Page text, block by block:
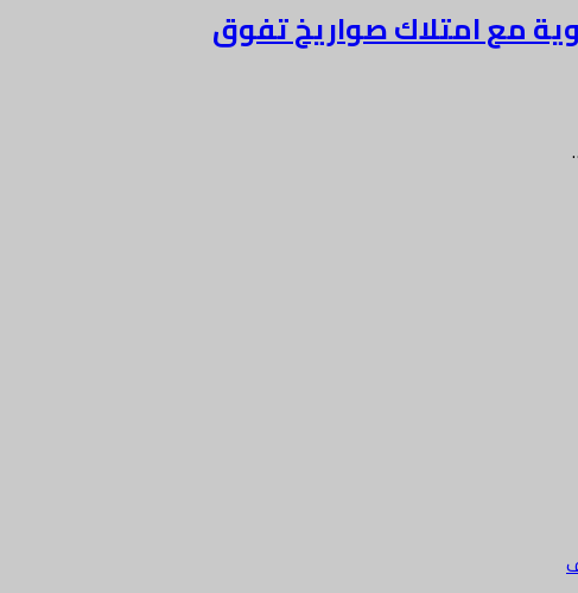
مع امتلاك صواريخ تفوق